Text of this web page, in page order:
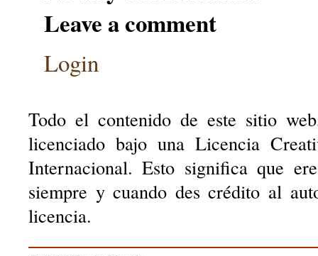
Leave a comment
Login
Todo el contenido de este sitio
licenciado bajo una Licencia
Internacional. Esto significa que
siempre y cuando des crédito al
licencia.